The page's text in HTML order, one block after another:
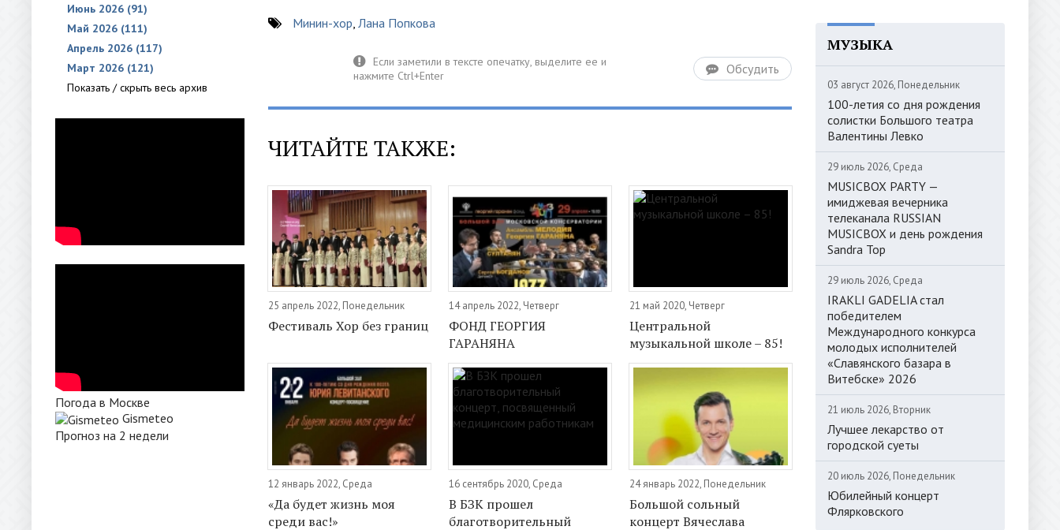
Июнь 2026 (91)
Май 2026 (111)
Апрель 2026 (117)
Март 2026 (121)
Показать / скрыть весь архив
Погода в Москве
Gismeteo
Прогноз на 2 недели
Минин-хор, Лана Попкова
Обсудить
ЧИТАЙТЕ ТАКЖЕ:
25 апрель 2022, Понедельник
Фестиваль Хор без границ
14 апрель 2022, Четверг
ФОНД ГЕОРГИЯ
ГАРАНЯНА
21 май 2020, Четверг
Центральной
музыкальной школе – 85!
12 январь 2022, Среда
«Да будет жизнь моя
среди вас!»
16 сентябрь 2020, Среда
В БЗК прошел
благотворительный
24 январь 2022, Понедельник
Большой сольный
концерт Вячеслава
МУЗЫКА
03 август 2026, Понедельник
100-летия со дня рождения
солистки Большого театра
Валентины Левко
29 июль 2026, Среда
MUSICBOX PARTY —
имиджевая вечерника
телеканала RUSSIAN
MUSICBOX и день рождения
Sandra Top
29 июль 2026, Среда
IRAKLI GADELIA стал
победителем
Международного конкурса
молодых исполнителей
«Славянского базара в
Витебске» 2026
21 июль 2026, Вторник
Лучшее лекарство от
городской суеты
20 июль 2026, Понедельник
Юбилейный концерт
Флярковского